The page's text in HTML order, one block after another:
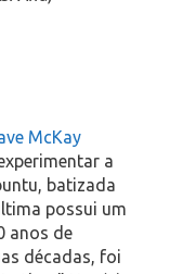
McKay
a
batizada
possui um
anos de
décadas, foi